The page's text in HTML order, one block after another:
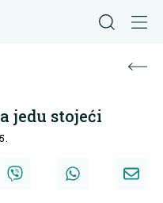
jedu stojeći